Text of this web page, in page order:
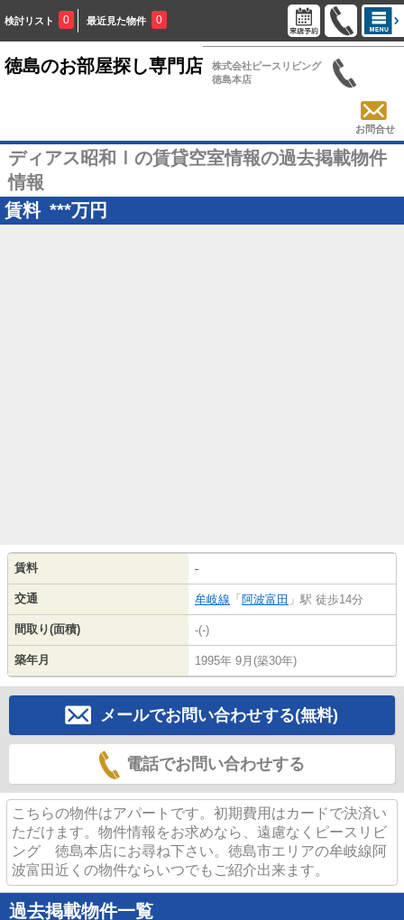
検討リスト 0 最近見た物件 0
徳島のお部屋探し専門店
株式会社ピースリビング
徳島本店
お問合せ
ディアス昭和Ⅰの賃貸空室情報の過去掲載物件
情報
賃料 ***万円
賃料 -
交通 牟岐線 「 阿波富田 」駅 徒歩14分
間取り(面積) -(-)
築年月 1995年 9月(築30年)
メールでお問い合わせする(無料)
電話でお問い合わせする
こちらの物件はアパートです。初期費用はカードで決済い
ただけます。物件情報をお求めなら、遠慮なくピースリビ
ング 徳島本店にお尋ね下さい。徳島市エリアの牟岐線阿
波富田近くの物件ならいつでもご紹介出来ます。
過去掲載物件一覧